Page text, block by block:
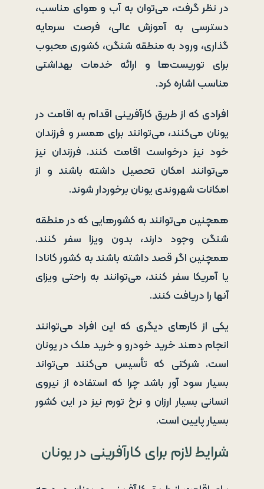
در نظر گرفت، می‌توان به آب و هوای مناسب،
دسترسی به آموزش عالی، فرصت سرمایه
گذاری، ورود به منطقه شنگن، کشوری محبوب
برای توریست‌ها و ارائه خدمات بهداشتی
مناسب اشاره کرد.
افرادی که از طریق کارآفرینی اقدام به اقامت در
یونان می‌کنند، می‌توانند برای همسر و فرزندان
خود نیز درخواست اقامت کنند. فرزندان نیز
می‌توانند امکان تحصیل داشته باشند و از
امکانات شهروندی یونان برخوردار شوند.
همچنین می‌توانند به کشورهایی که در منطقه
شنگن وجود دارند، بدون ویزا سفر کنند.
همچنین اگر قصد داشته باشند به کشور کانادا
یا آمریکا سفر کنند، می‌توانند به راحتی ویزای
آنها را دریافت کنند.
یکی از کارهای دیگری که این افراد می‌توانند
انجام دهند خرید خودرو و خرید ملک در یونان
است. شرکتی که تأسیس می‌کنند می‌تواند
بسیار سود آور باشد چرا که استفاده از نیروی
انسانی بسیار ارزان و نرخ تورم نیز در این کشور
بسیار پایین است.
شرایط لازم برای کارآفرینی در یونان